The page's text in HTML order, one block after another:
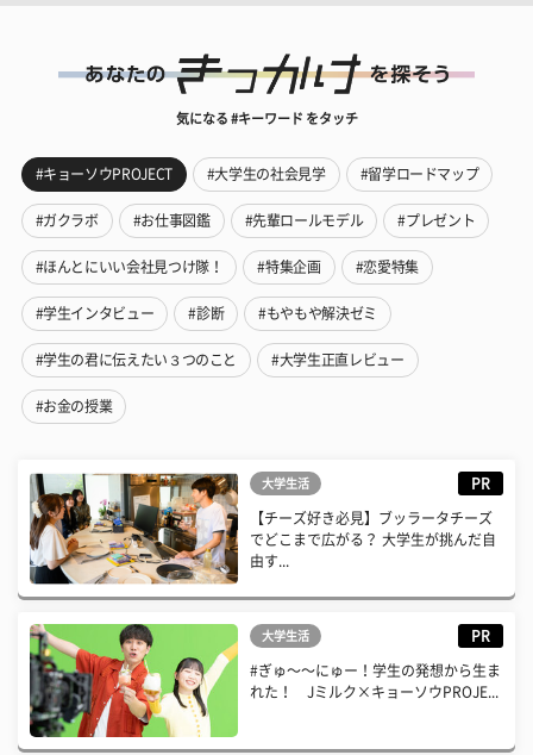
気になる #キーワード をタッチ
#キョーソウPROJECT #大学生の社会見学 #留学ロードマップ
#ガクラボ #お仕事図鑑 #先輩ロールモデル #プレゼント
#ほんとにいい会社見つけ隊！ #特集企画 #恋愛特集
#学生インタビュー #診断 #もやもや解決ゼミ
#学生の君に伝えたい３つのこと #大学生正直レビュー
#お金の授業
大学生活 PR
【チーズ好き必見】ブッラータチーズ
でどこまで広がる？ 大学生が挑んだ自
由す...
大学生活 PR
#ぎゅ〜〜にゅー！学生の発想から生ま
れた！ Jミルク×キョーソウPROJE...